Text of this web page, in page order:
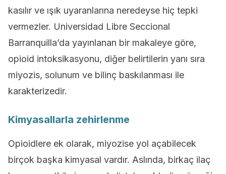
kasılır ve ışık uyaranlarına neredeyse hiç tepki
vermezler. Universidad Libre Seccional
Barranquilla’da yayınlanan bir makaleye göre,
opioid intoksikasyonu, diğer belirtilerin yanı sıra
miyozis, solunum ve bilinç baskılanması ile
karakterizedir.
Kimyasallarla zehirlenme
Opioidlere ek olarak, miyozise yol açabilecek
birçok başka kimyasal vardır. Aslında, birkaç ilaç